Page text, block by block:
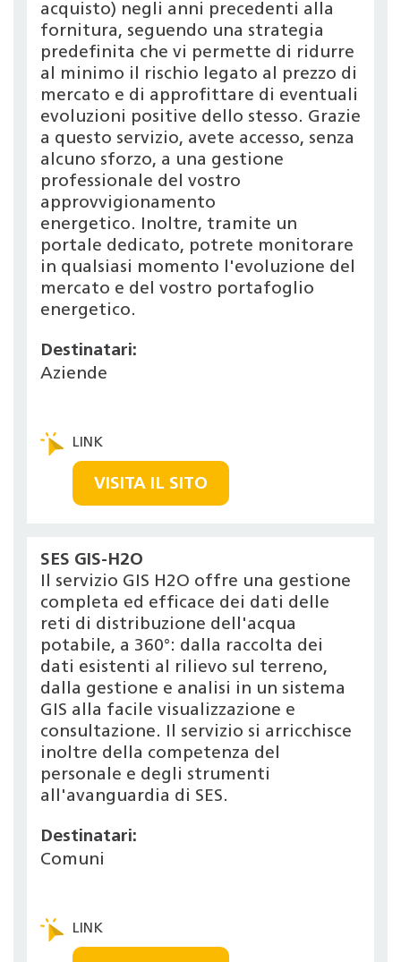
acquisto) negli anni precedenti alla
fornitura, seguendo una strategia
predefinita che vi permette di ridurre
al minimo il rischio legato al prezzo di
mercato e di approfittare di eventuali
evoluzioni positive dello stesso. Grazie
a questo servizio, avete accesso, senza
alcuno sforzo, a una gestione
professionale del vostro
approvvigionamento
energetico. Inoltre, tramite un
portale dedicato, potrete monitorare
in qualsiasi momento l'evoluzione del
mercato e del vostro portafoglio
energetico.
Destinatari:
Aziende
VISITA IL SITO
SES GIS-H2O
Il servizio GIS H2O offre una gestione
completa ed efficace dei dati delle
reti di distribuzione dell'acqua
potabile, a 360°: dalla raccolta dei
dati esistenti al rilievo sul terreno,
dalla gestione e analisi in un sistema
GIS alla facile visualizzazione e
consultazione. Il servizio si arricchisce
inoltre della competenza del
personale e degli strumenti
all'avanguardia di SES.
Destinatari:
Comuni